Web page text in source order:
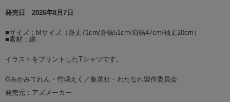
発売日 2026年8月7日
■サイズ：Mサイズ（身丈71cm/身幅51cm/肩幅47cm/袖丈20cm）
■素材：綿
イラストをプリントしたTシャツです。
©みかみてれん・竹嶋えく／集英社・わたなれ製作委員会
発売元：アズメーカー